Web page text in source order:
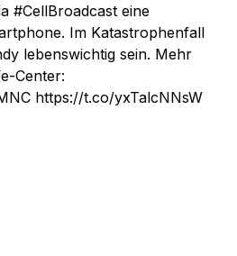
#CellBroadcast eine
Im Katastrophenfall
lebenswichtig sein. Mehr
Center:
https://t.co/yxTalcNNsW